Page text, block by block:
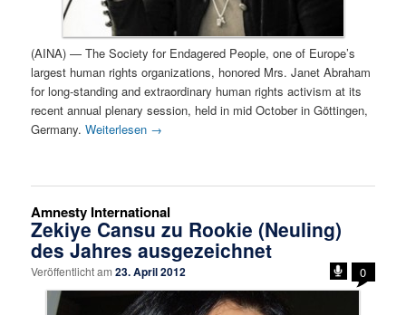
(AINA) — The Society for Endagered People, one of Europe’s
largest human rights organizations, honored Mrs. Janet Abraham
for long-standing and extraordinary human rights activism at its
recent annual plenary session, held in mid October in Göttingen,
Germany.Weiterlesen →
Amnesty International
Zekiye Cansu zu Rookie (Neuling)
des Jahres ausgezeichnet
Veröffentlicht am23. April 2012 0